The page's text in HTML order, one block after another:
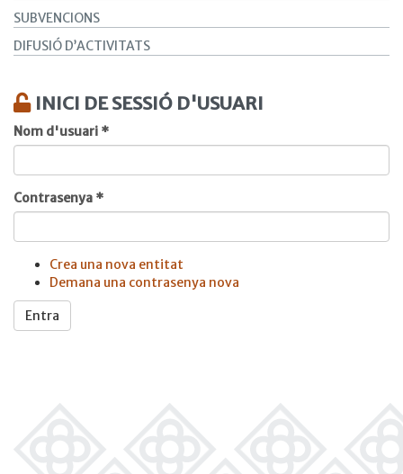
SUBVENCIONS
DIFUSIÓ D’ACTIVITATS
INICI DE SESSIÓ D'USUARI
Nom d'usuari *
Contrasenya *
Crea una nova entitat
Demana una contrasenya nova
Entra